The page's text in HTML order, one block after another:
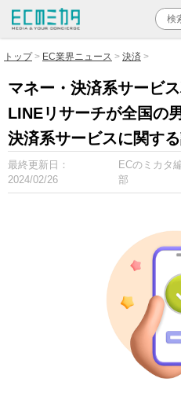
トップ EC業界ニュース 決済
マネー・決済系サービ
LINEリサーチが全国の
決済系サービスに関す
最終更新日：
2024/02/26
ECのミカタ
部